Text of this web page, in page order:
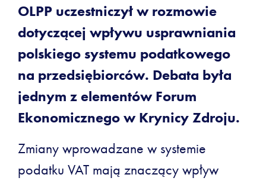
OLPP uczestniczył w rozmowie
dotyczącej wpływu usprawniania
polskiego systemu podatkowego
na przedsiębiorców. Debata była
jednym z elementów Forum
Ekonomicznego w Krynicy Zdroju.
Zmiany wprowadzane w systemie
podatku VAT mają znaczący wpływ